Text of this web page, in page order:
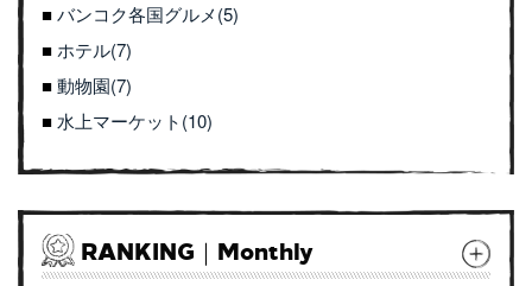
バンコク各国グルメ(5)
ホテル(7)
動物園(7)
水上マーケット(10)
RANKING｜Monthly